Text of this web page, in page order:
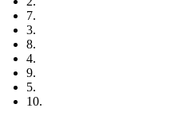
7.
3.
8.
4.
9.
5.
10.